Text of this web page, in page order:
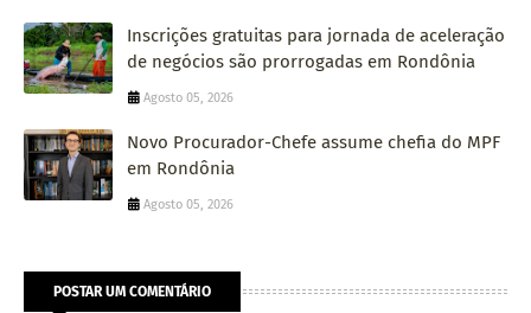
Inscrições gratuitas para jornada de aceleração
de negócios são prorrogadas em Rondônia
Agosto 05, 2026
Novo Procurador-Chefe assume chefia do MPF
em Rondônia
Agosto 05, 2026
POSTAR UM COMENTÁRIO